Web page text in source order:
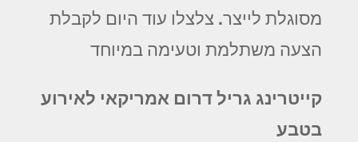
מסוגלת לייצר. צלצלו עוד היום לקבלת
הצעה משתלמת וטעימה במיוחד
קייטרינג גריל דרום אמריקאי לאירוע
בטבע